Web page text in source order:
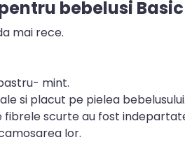
bebelusi Basic
mai rece.
mint.
si placut pe pielea bebelusului.
scurte au fost
lor.